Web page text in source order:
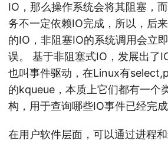
IO，那么操作系统会将其阻塞，
务不一定依赖IO完成，所以，后
的IO，非阻塞IO的系统调用会立
误。 基于非阻塞式IO，发展出了
也叫事件驱动，在Linux有
的kqueue，本质上它们都有一个
构，用于查询哪些IO事件已经完成
在用户软件层面，可以通过进程